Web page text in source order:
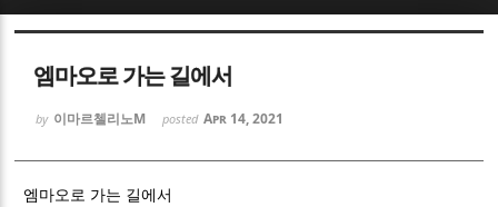
엠마오로 가는 길에서
by 이마르첼리노M posted Apr 14, 2021
엠마오로 가는 길에서
Sketchbook5, 스케치북5
Sketchbook5, 스케치북5